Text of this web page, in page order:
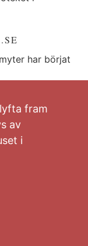
har börjat
fram
av
i